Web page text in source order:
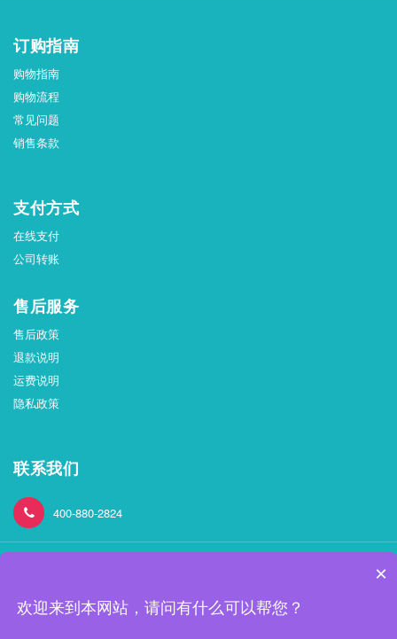
订购指南
购物指南
购物流程
常见问题
销售条款
支付方式
在线支付
公司转账
售后服务
售后政策
退款说明
运费说明
隐私政策
联系我们
400-880-2824
×
欢迎来到本网站，请问有什么可以帮您？